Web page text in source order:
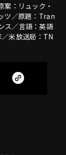
案：リュック・
ツ／原題：Tran
ス／言語：英語
米放送局：TN